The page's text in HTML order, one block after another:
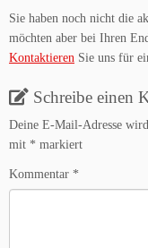
Sie haben noch nicht die
möchten aber bei Ihren
Kontaktieren Sie uns für
Schreibe einen
Deine E-Mail-Adresse
mit * markiert
Kommentar *